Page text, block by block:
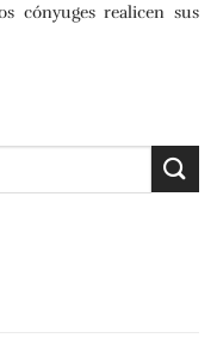
cónyuges realicen sus